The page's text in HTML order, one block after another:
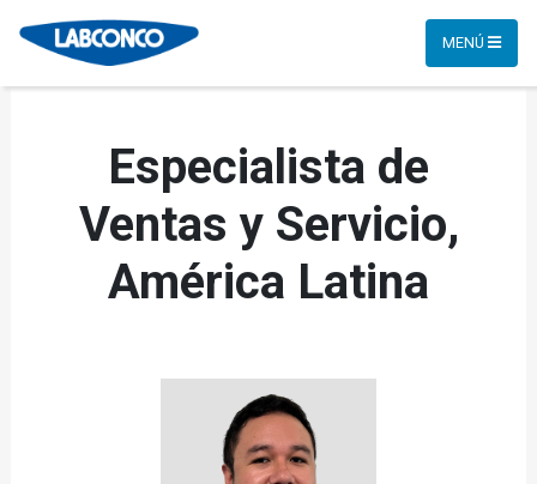
MENÚ
Especialista de
Ventas y Servicio,
América Latina